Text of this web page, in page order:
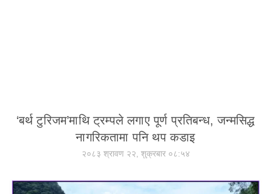
‘बर्थ टुरिजम’माथि ट्रम्पले लगाए पूर्ण प्रतिबन्ध, जन्मसिद्ध
नागरिकतामा पनि थप कडाइ
२०८३ श्रावण २२, शुक्रबार ०८:५४